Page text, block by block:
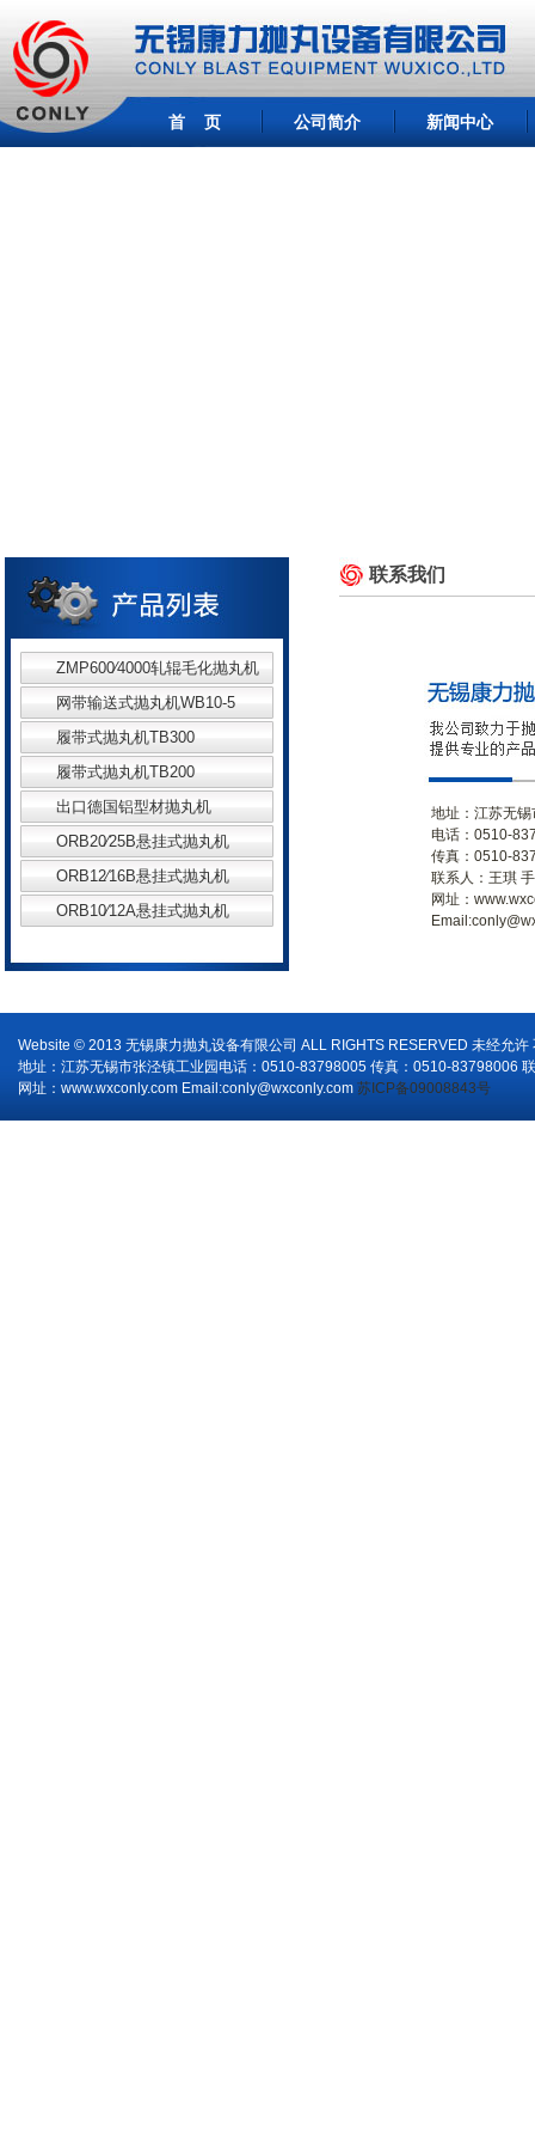
首 页 公司简介 新闻中心
ZMP600∕4000轧辊毛化抛丸机
网带输送式抛丸机WB10-5
履带式抛丸机TB300
履带式抛丸机TB200
出口德国铝型材抛丸机
ORB20∕25B悬挂式抛丸机
ORB12∕16B悬挂式抛丸机
ORB10∕12A悬挂式抛丸机
联系我们
地址：江苏无
电话：0510-
传真：0510-
联系人：王琪
网址：
Website © 2013 无锡康力抛丸设备有限公司 ALL RIGHTS RESERVED 未经允许
地址：江苏无锡市张泾镇工业园电话：0510-83798005 传真：0510-83798006
网址：www.wxconly.com Email:conly@wxconly.com 苏ICP备09008843号